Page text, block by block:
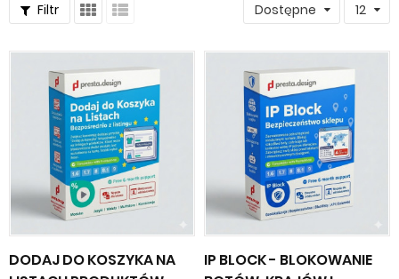
Filtr Dostępne 12
DODAJ DO KOSZYKA NA
IP BLOCK - BLOKOWANIE